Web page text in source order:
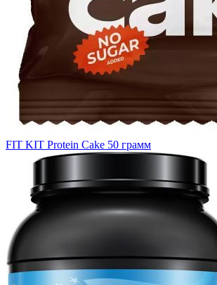
FIT KIT Protein Cake 50 грамм